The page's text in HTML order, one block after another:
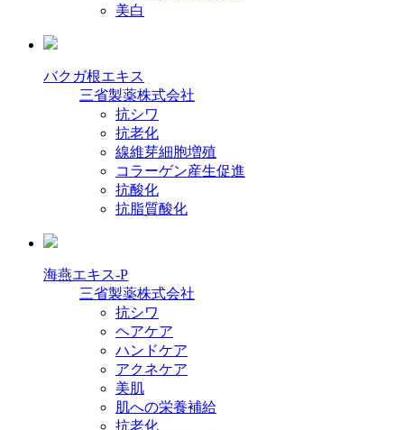
美白
バクガ根エキス
三省製薬株式会社
抗シワ
抗老化
線維芽細胞増殖
コラーゲン産生促進
抗酸化
抗脂質酸化
海燕エキス-P
三省製薬株式会社
抗シワ
ヘアケア
ハンドケア
アクネケア
美肌
肌への栄養補給
抗老化